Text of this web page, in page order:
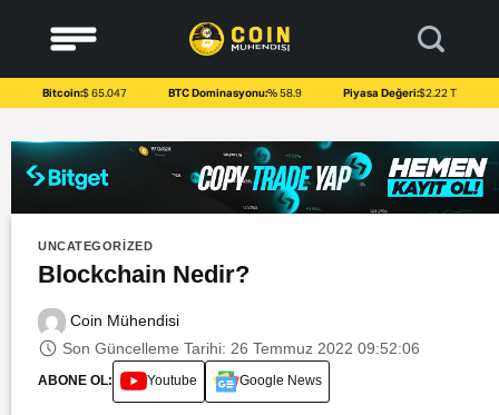
content
Bitcoin:$ 65.047 BTC Dominasyonu:% 58.9 Piyasa Değeri:$2.22 T
UNCATEGORIZED
Blockchain Nedir?
Coin Mühendisi
Son Güncelleme Tarihi: 26 Temmuz 2022 09:52:06
ABONE OL: Youtube Google News